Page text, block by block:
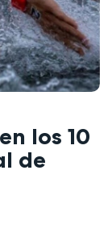
los 10
de